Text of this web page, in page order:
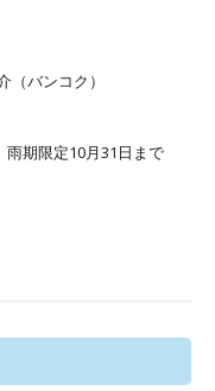
（バンコク）
期限定10月31日まで